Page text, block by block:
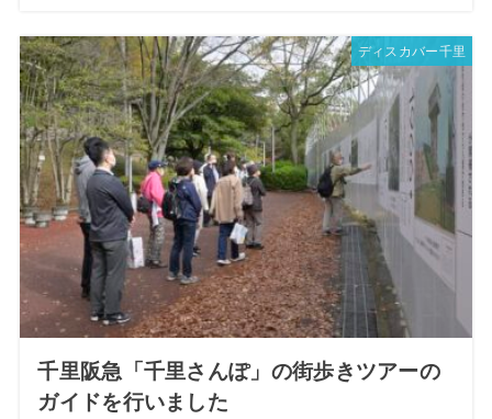
ディスカバー千里
千里阪急「千里さんぽ」の街歩きツアーの
ガイドを行いました